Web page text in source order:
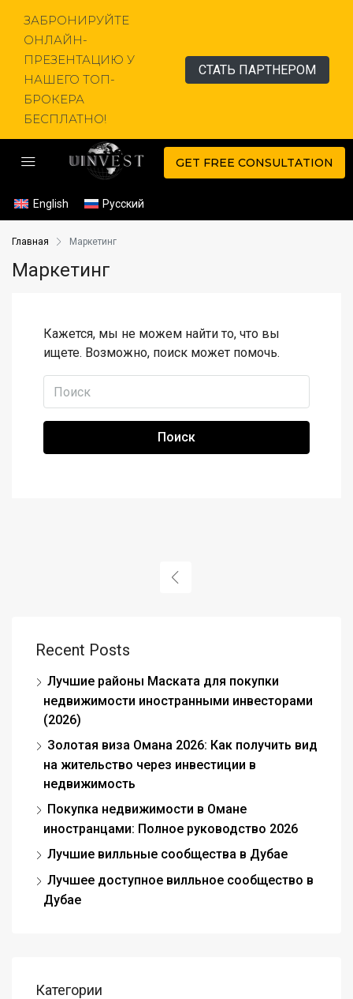
ЗАБРОНИРУЙТЕ
ОНЛАЙН-
ПРЕЗЕНТАЦИЮ У
НАШЕГО ТОП-
БРОКЕРА
БЕСПЛАТНО!
СТАТЬ ПАРТНЕРОМ
GET FREE CONSULTATION
English Русский
Главная Маркетинг
Маркетинг
Кажется, мы не можем найти то, что вы
ищете. Возможно, поиск может помочь.
Поиск
Recent Posts
Лучшие районы Маската для покупки
недвижимости иностранными инвесторами
(2026)
Золотая виза Омана 2026: Как получить вид
на жительство через инвестиции в
недвижимость
Покупка недвижимости в Омане
иностранцами: Полное руководство 2026
Лучшие вилльные сообщества в Дубае
Лучшее доступное вилльное сообщество в
Дубае
Категории